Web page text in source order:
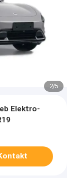
2/5
Elektro-